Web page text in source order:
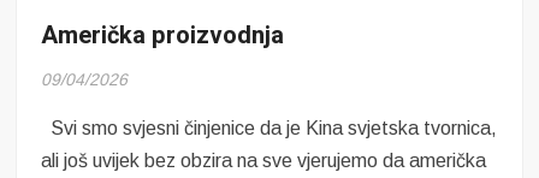
Američka proizvodnja
09/04/2026
Svi smo svjesni činjenice da je Kina svjetska tvornica,
ali još uvijek bez obzira na sve vjerujemo da američka